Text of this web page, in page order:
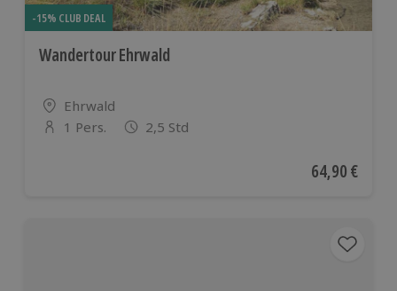
-15% CLUB DEAL
Wandertour Ehrwald
Standort
Ehrwald
Anzahl der Teilnehmer
1 Pers. 2,5 Std
Aktueller
64,90 €